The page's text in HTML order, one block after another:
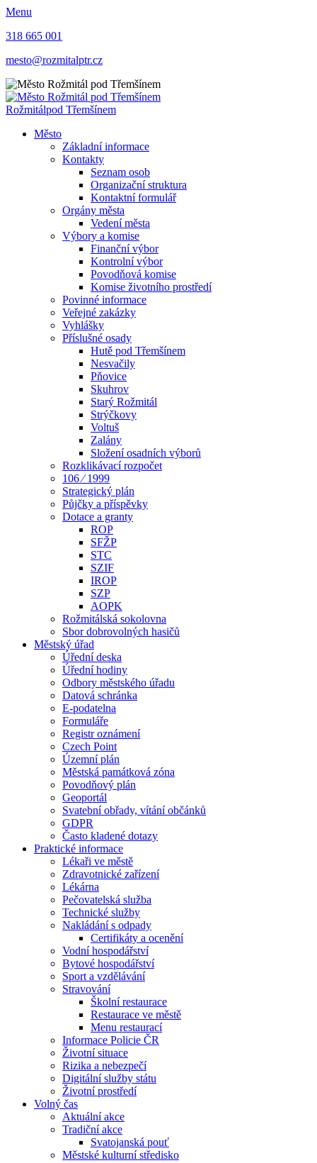
Menu
318 665 001
mesto@rozmitalptr.cz
Rožmitálpod Třemšínem
Město
Základní informace
Kontakty
Seznam osob
Organizační struktura
Kontaktní formulář
Orgány města
Vedení města
Výbory a komise
Finanční výbor
Kontrolní výbor
Povodňová komise
Komise životního prostředí
Povinné informace
Veřejné zakázky
Vyhlášky
Příslušné osady
Hutě pod Třemšínem
Nesvačily
Pňovice
Skuhrov
Starý Rožmitál
Strýčkovy
Voltuš
Zalány
Složení osadních výborů
Rozklikávací rozpočet
106 ⁄ 1999
Strategický plán
Půjčky a příspěvky
Dotace a granty
ROP
SFŽP
STC
SZIF
IROP
SZP
AOPK
Rožmitálská sokolovna
Sbor dobrovolných hasičů
Městský úřad
Úřední deska
Úřední hodiny
Odbory městského úřadu
Datová schránka
E-podatelna
Formuláře
Registr oznámení
Czech Point
Územní plán
Městská památková zóna
Povodňový plán
Geoportál
Svatební obřady, vítání občánků
GDPR
Často kladené dotazy
Praktické informace
Lékaři ve městě
Zdravotnické zařízení
Lékárna
Pečovatelská služba
Technické služby
Nakládání s odpady
Certifikáty a ocenění
Vodní hospodářství
Bytové hospodářství
Sport a vzdělávání
Stravování
Školní restaurace
Restaurace ve městě
Menu restaurací
Informace Policie ČR
Životní situace
Rizika a nebezpečí
Digitální služby státu
Životní prostředí
Volný čas
Aktuální akce
Tradiční akce
Svatojanská pouť
Městské kulturní středisko